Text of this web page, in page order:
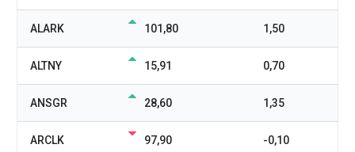
ALARK 101,80 1,50
ALTNY 15,91 0,70
ANSGR 28,60 1,35
ARCLK 97,90 -0,10